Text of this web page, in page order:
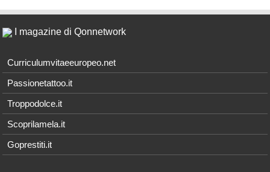
I magazine di Qonnetwork
Curriculumvitaeeuropeo.net
Passionetattoo.it
Troppodolce.it
Scoprilamela.it
Goprestiti.it